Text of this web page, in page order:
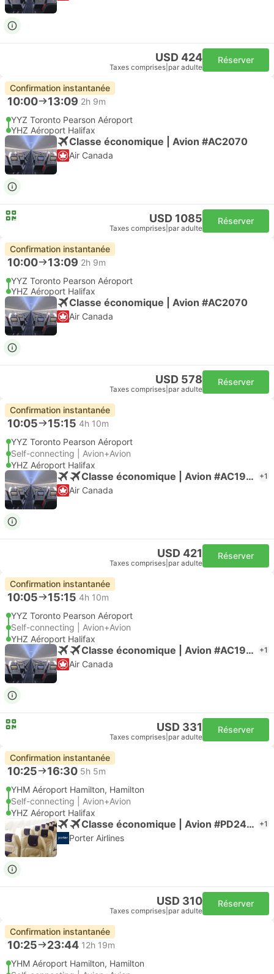
USD 424
Taxes comprises par adulte
Réserver
Confirmation instantanée
10:00 13:09 2h 9m
YYZ Toronto Pearson Aéroport
YHZ Aéroport Halifax
Classe économique | Avion #AC2070
Air Canada
USD 1085
Taxes comprises par adulte
Réserver
Confirmation instantanée
10:00 13:09 2h 9m
YYZ Toronto Pearson Aéroport
YHZ Aéroport Halifax
Classe économique | Avion #AC2070
Air Canada
USD 578
Taxes comprises par adulte
Réserver
Confirmation instantanée
10:05 15:15 4h 10m
YYZ Toronto Pearson Aéroport
Self-connecting | Avion+Avion
YHZ Aéroport Halifax
Classe économique | Avion #AC1920 +1
Air Canada
USD 421
Taxes comprises par adulte
Réserver
Confirmation instantanée
10:05 15:15 4h 10m
YYZ Toronto Pearson Aéroport
Self-connecting | Avion+Avion
YHZ Aéroport Halifax
Classe économique | Avion #AC1920 +1
Air Canada
USD 331
Taxes comprises par adulte
Réserver
Confirmation instantanée
10:25 16:30 5h 5m
YHM Aéroport Hamilton, Hamilton
Self-connecting | Avion+Avion
YHZ Aéroport Halifax
Classe économique | Avion #PD2446 +1
Porter Airlines
USD 310
Taxes comprises par adulte
Réserver
Confirmation instantanée
10:25 23:44 12h 19m
YHM Aéroport Hamilton, Hamilton